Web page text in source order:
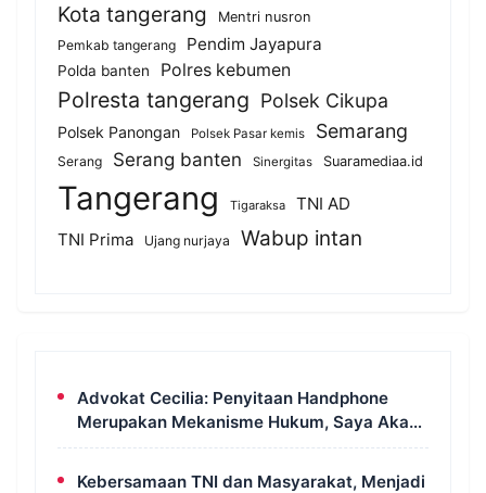
Kota tangerang
Mentri nusron
Pemkab tangerang
Pendim Jayapura
Polda banten Polres kebumen
Polresta tangerang Polsek Cikupa
Polsek Panongan Polsek Pasar kemis Semarang
Serang Serang banten Sinergitas Suaramediaa.id
Tangerang Tigaraksa
TNI AD
TNI Prima
Ujang nurjaya Wabup intan
Advokat Cecilia: Penyitaan Handphone
Merupakan Mekanisme Hukum, Saya Akan
Kooperatif Apabila Diminta Penyidik dan
Kebersamaan TNI dan Masyarakat, Menjadi